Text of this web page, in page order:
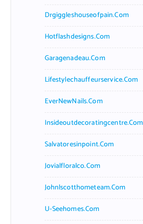
Drgiggleshouseofpain.com
Hotflashdesigns.com
Garagenadeau.com
Lifestylechauffeurservice.com
EverNewNails.com
Insideoutdecoratingcentre.com
Salvatoresinpoint.com
Jovialfloralco.com
Johnlscotthometeam.com
U-Seehomes.com